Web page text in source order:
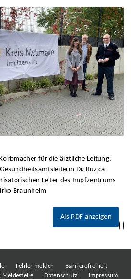
für die ärztliche Leitung,
Dr. Ruzica
Leiter des Impfzentrums
Braunheim
Als PDF anzeigen
Fehler melden
Barrierefreiheit
Meldestelle Datenschutz Impressum